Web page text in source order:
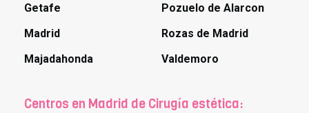
Getafe
Madrid
Majadahonda
Pozuelo de Alarcon
Rozas de Madrid
Valdemoro
Centros en Madrid de Cirugía estética: